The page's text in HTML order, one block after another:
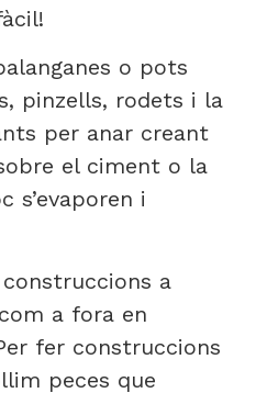
o pots
pinzells, rodets i la
per anar creant
el ciment o la
s’evaporen i
a
a fora en
fer construccions
peces que